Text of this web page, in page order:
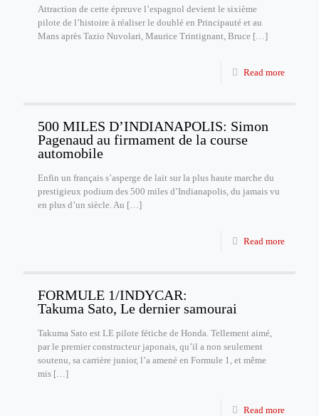
Attraction de cette épreuve l’espagnol devient le sixième
pilote de l’histoire à réaliser le doublé en Principauté et au
Mans après Tazio Nuvolari, Maurice Trintignant, Bruce […]
Read more
500 MILES D’INDIANAPOLIS: Simon
Pagenaud au firmament de la course
automobile
Enfin un français s’asperge de lait sur la plus haute marche du
prestigieux podium des 500 miles d’Indianapolis, du jamais vu
en plus d’un siècle. Au […]
Read more
FORMULE 1/INDYCAR:
Takuma Sato, Le dernier samourai
Takuma Sato est LE pilote fétiche de Honda. Tellement aimé,
par le premier constructeur japonais, qu’il a non seulement
soutenu, sa carrière junior, l’a amené en Formule 1, et même
mis […]
Read more